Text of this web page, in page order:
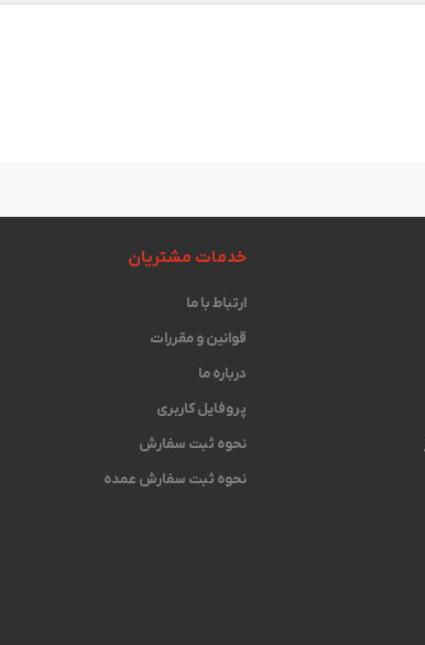
خدمات مشتریان
ارتباط با ما
قوانین و مقررات
درباره ما
پروفایل کاربری
نحوه ثبت سفارش
نحوه ثبت سفارش عمده